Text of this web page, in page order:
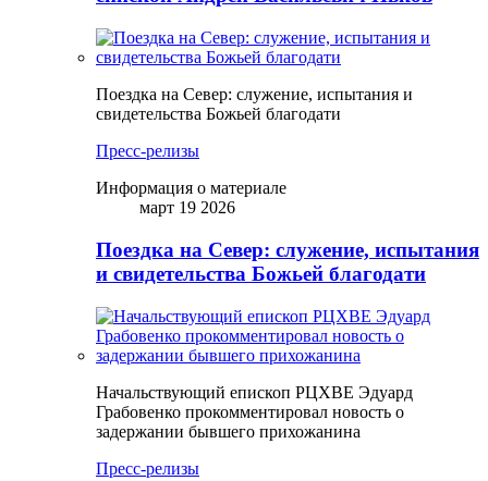
Поездка на Север: служение, испытания и
свидетельства Божьей благодати
Пресс-релизы
Информация о материале
март 19 2026
Поездка на Север: служение, испытания
и свидетельства Божьей благодати
Начальствующий епископ РЦХВЕ Эдуард
Грабовенко прокомментировал новость о
задержании бывшего прихожанина
Пресс-релизы